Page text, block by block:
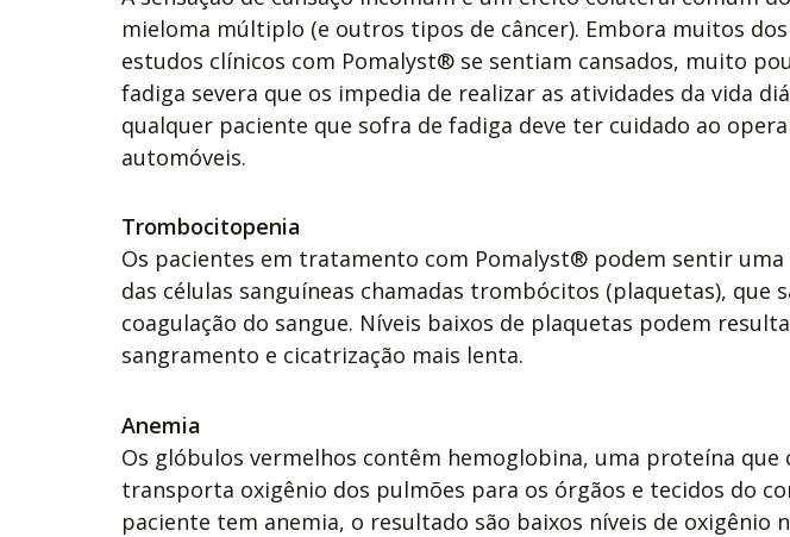
mieloma múltiplo (e outros tipos de câncer). Embora muitos
estudos clínicos com Pomalyst® se sentiam cansados, muito
fadiga severa que os impedia de realizar as atividades da vida
qualquer paciente que sofra de fadiga deve ter cuidado ao
automóveis.
Trombocitopenia
Os pacientes em tratamento com Pomalyst® podem sentir
das células sanguíneas chamadas trombócitos (plaquetas), que
coagulação do sangue. Níveis baixos de plaquetas podem
sangramento e cicatrização mais lenta.
Anemia
Os glóbulos vermelhos contêm hemoglobina, uma proteína que
transporta oxigênio dos pulmões para os órgãos e tecidos do
paciente tem anemia, o resultado são baixos níveis de oxigênio